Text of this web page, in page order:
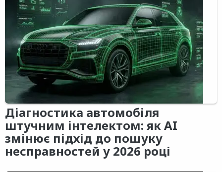
Діагностика автомобіля
штучним інтелектом: як AI
змінює підхід до пошуку
несправностей у 2026 році